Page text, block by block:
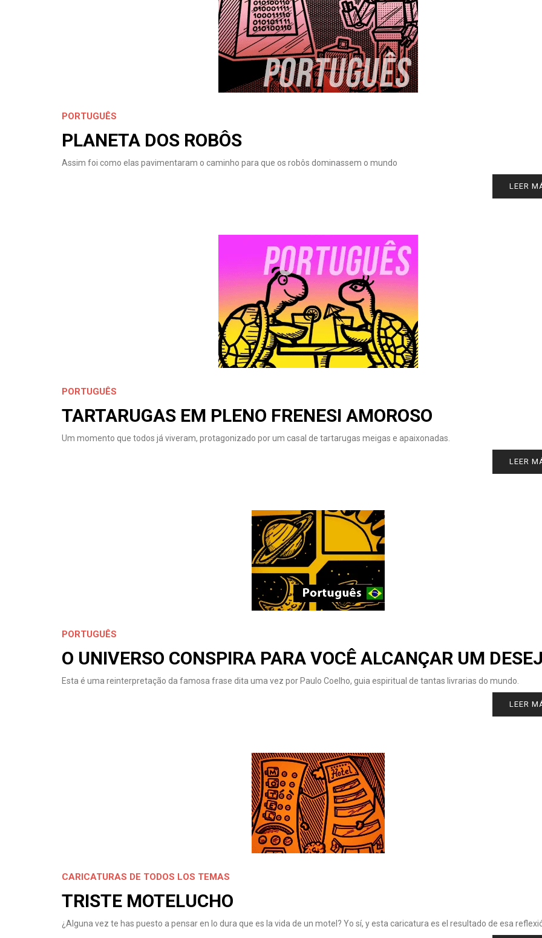
PORTUGUÊS
PLANETA DOS ROBÔS
Assim foi como elas pavimentaram o caminho para que os robôs dominassem o mundo
LEER
PORTUGUÊS
TARTARUGAS EM PLENO FRENESI AMOROSO
Um momento que todos já viveram, protagonizado por um casal de tartarugas meigas e apaixonadas.
LEER
PORTUGUÊS
O UNIVERSO CONSPIRA PARA VOCÊ ALCANÇAR UM
Esta é uma reinterpretação da famosa frase dita uma vez por Paulo Coelho, guia espiritual de tantas livrarias do mundo.
LEER
CARICATURAS DE TODOS LOS TEMAS
TRISTE MOTELUCHO
¿Alguna vez te has puesto a pensar en lo dura que es la vida de un motel? Yo sí, y esta caricatura es el resultado de esa